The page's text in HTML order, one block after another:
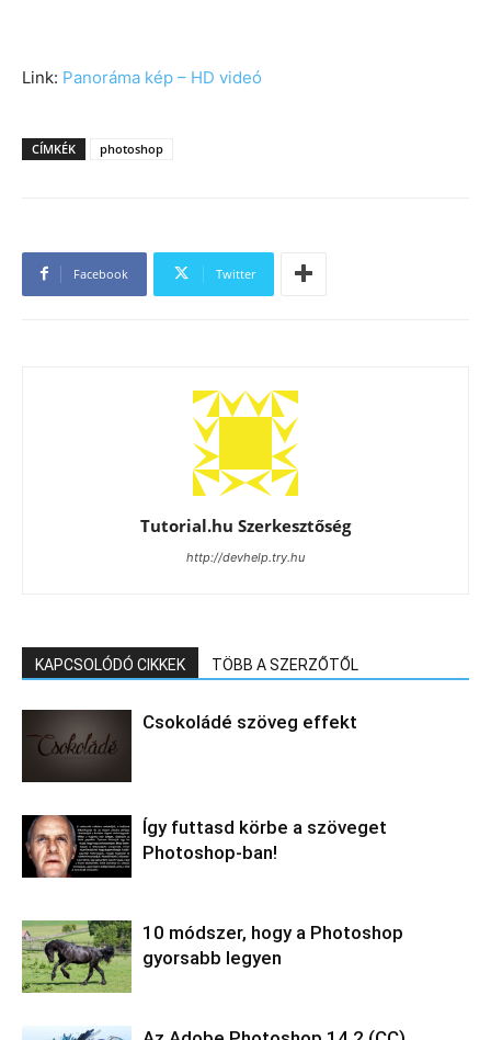
Link: Panoráma kép – HD videó
CÍMKÉK photoshop
Facebook Twitter
Tutorial.hu Szerkesztőség
http://devhelp.try.hu
KAPCSOLÓDÓ CIKKEK TÖBB A SZERZŐTŐL
Csokoládé szöveg effekt
Így futtasd körbe a szöveget
Photoshop-ban!
10 módszer, hogy a Photoshop
gyorsabb legyen